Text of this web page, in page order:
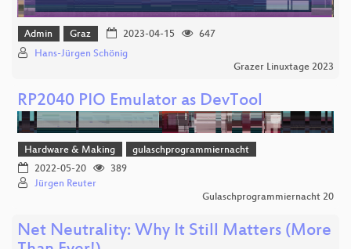
Admin Graz 2023-04-15
647
Hans-Jürgen Schönig
Grazer Linuxtage 2023
RP2040 PIO Emulator as DevTool
Hardware & Making
gulaschprogrammiernacht
2022-05-20
389
Jürgen Reuter
Gulaschprogrammiernacht 20
Net Neutrality: Why It Still Matters (More